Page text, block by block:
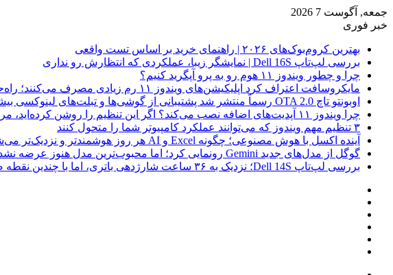
جمعه, آگوست 7 2026
خبر فوری
بهترین کروم‌بوک‌های ۲۰۲۶ | راهنمای خرید بر اساس تست واقعی
بررسی لپ‌تاپ Dell 16S | نمایشگر زیبا، عملکردی که انتظارش رو نداری
چرا و چطور ویندوز ۱۱ هوم رو به پرو آپگرید کنیم؟
مایکروسافت اعتراف کرد اپلیکیشن‌های ویندوز ۱۱ رم زیادی مصرف می‌کنند؛ راه‌حل در راه است
اوبونتو تاچ OTA 2.0 رسماً منتشر شد پشتیبانی از گوشی‌ها و تبلت‌های لینوکسی بیشتر
چرا ویندوز ۱۱ آپدیت‌های اضافه نصب می‌کند؟ اگر این تنظیم را روشن کرده‌اید، مراقب باشید!
۳ تنظیم مهم ویندوز که می‌توانند عملکرد کامپیوتر شما را متحول کنند
آینده اکسل با هوش مصنوعی؛ چگونه Excel و AI هر روز هوشمندتر و نزدیک‌تر می‌شوند؟
گوگل از مدل‌های جدید Gemini رونمایی کرد؛ اما محبوب‌ترین مدل هنوز عرضه نشده است
بررسی لپ‌تاپ Dell 14S؛ نزدیک به ۳۶ ساعت شارژدهی باتری، اما با چندین نقطه ضعف